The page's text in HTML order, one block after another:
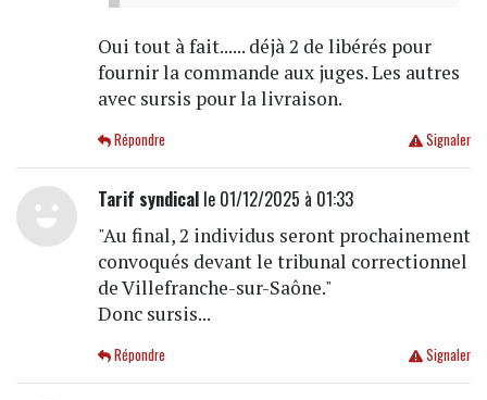
Oui tout à fait...... déjà 2 de libérés pour
fournir la commande aux juges. Les autres
avec sursis pour la livraison.
Signaler
Répondre
Tarif syndicalle 01/12/2025 à 01:33
"Au final, 2 individus seront prochainement
convoqués devant le tribunal correctionnel
de Villefranche-sur-Saône."
Donc sursis...
Signaler
Répondre